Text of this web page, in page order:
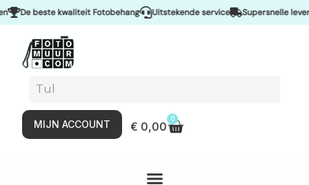
De beste kwaliteit Fotobehang Uitstekende service Supersnelle levering
MIJN ACCOUNT € 0,00
0